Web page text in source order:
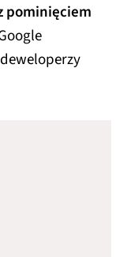
pominięciem